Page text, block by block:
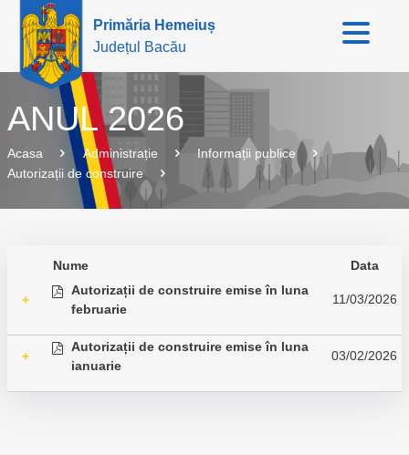
Primăria Hemeiuș
Județul Bacău
ANUL 2026
Acasa Administrație
Informații publice
Autorizații de construire
Nume Data
+
Autorizații de construire emise în luna
februarie
11/03/2026
+
Autorizații de construire emise în luna
ianuarie
03/02/2026